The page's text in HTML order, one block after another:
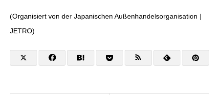
(Organisiert von der Japanischen Außenhandelsorganisation |
JETRO)